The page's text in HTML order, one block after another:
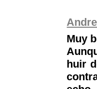
Muy
huir